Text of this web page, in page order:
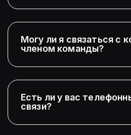
Могу ли я связаться с
членом команды?
Есть ли у вас
связи?